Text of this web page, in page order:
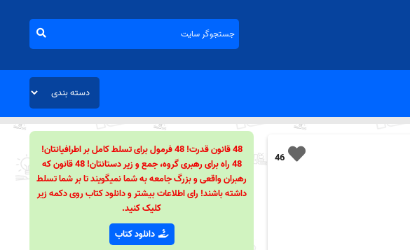
46
48 قانون قدرت! 48 فرمول برای تسلط کامل بر اطرافیانتان!
48 راه برای رهبری گروه، جمع و زیر دستانتان! 48 قانون که
رهبران واقعی و بزرگ جامعه به شما نمیگویند تا بر شما تسلط
داشته باشند! رای اطلاعات بیشتر و دانلود کتاب روی دکمه زیر
کلیک کنید.
دانلود کتاب